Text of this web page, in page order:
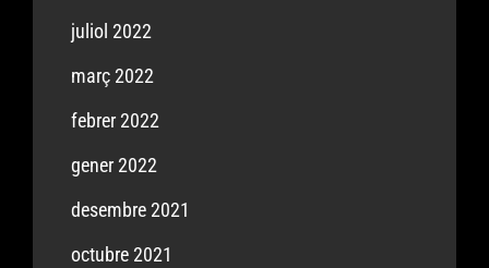
juliol 2022
març 2022
febrer 2022
gener 2022
desembre 2021
octubre 2021